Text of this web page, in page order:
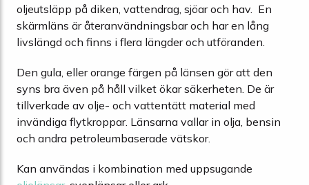
oljeutsläpp på diken, vattendrag, sjöar och hav. En
skärmläns är återanvändningsbar och har en lång
livslängd och finns i flera längder och utföranden.
Den gula, eller orange färgen på länsen gör att den
syns bra även på håll vilket ökar säkerheten. De är
tillverkade av olje- och vattentätt material med
invändiga flytkroppar. Länsarna vallar in olja, bensin
och andra petroleumbaserade vätskor.
Kan användas i kombination med uppsugande